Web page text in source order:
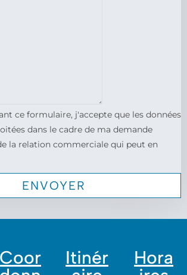
ce formulaire, j'accepte que les données
dans le cadre de ma demande
la relation commerciale qui peut en
Coor
Itinér
Hora